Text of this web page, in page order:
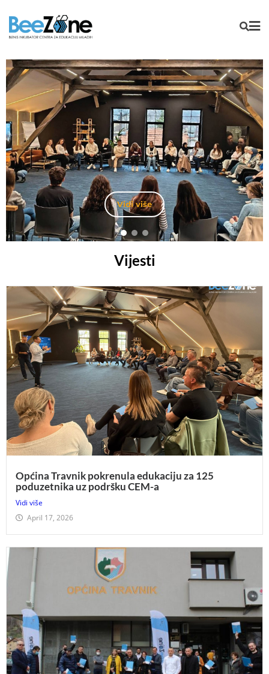
Vidi više
Vijesti
Općina Travnik pokrenula edukaciju za 125
poduzetnika uz podršku CEM-a
Vidi više
April 17, 2026